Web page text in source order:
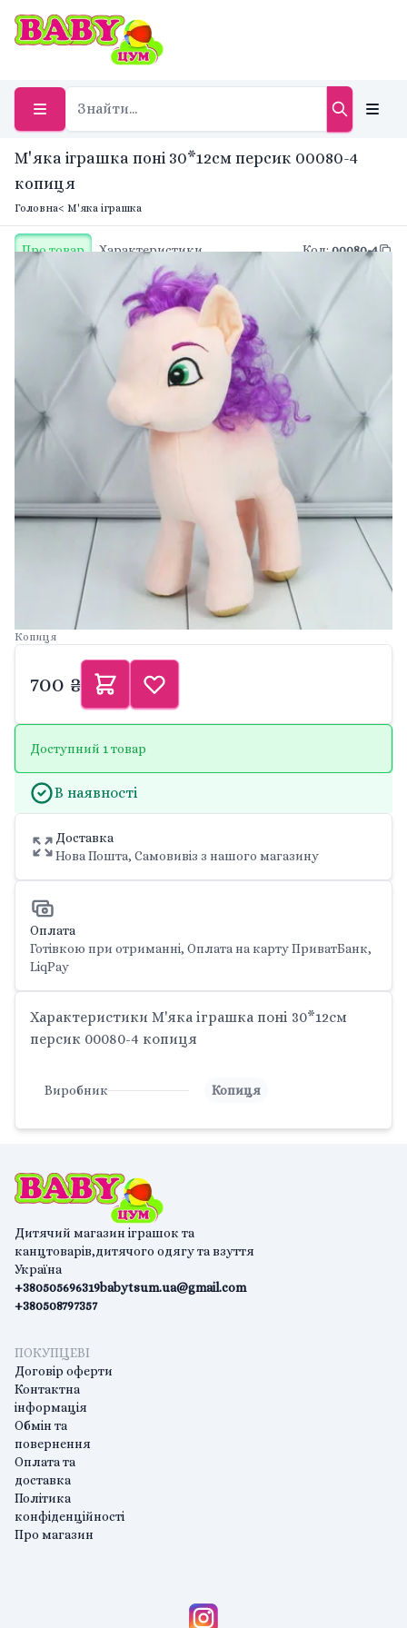
М'яка іграшка поні 30*12см персик 00080-4
копиця
Головна< М'яка іграшка
Про товар Характеристики Код:00080-4
Копиця
700 ₴
Доступний 1 товар
В наявності
Доставка
Нова Пошта, Самовивіз з нашого магазину
Оплата
Готівкою при отриманні, Оплата на карту ПриватБанк,
LiqPay
Характеристики М'яка іграшка поні 30*12см
персик 00080-4 копиця
Виробник Копиця
Дитячий магазин іграшок та
канцтоварів,дитячого одягу та взуття
Україна
+380505696319
+380508797357
babytsum.ua@gmail.com
ПОКУПЦЕВІ
Договір оферти
Контактна
інформація
Обмін та
повернення
Оплата та
доставка
Політика
конфіденційності
Про магазин